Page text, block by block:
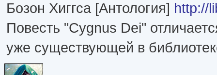
Бозон Хиггса [Антология] http://
Повесть "Cygnus Dei"
уже существующей в